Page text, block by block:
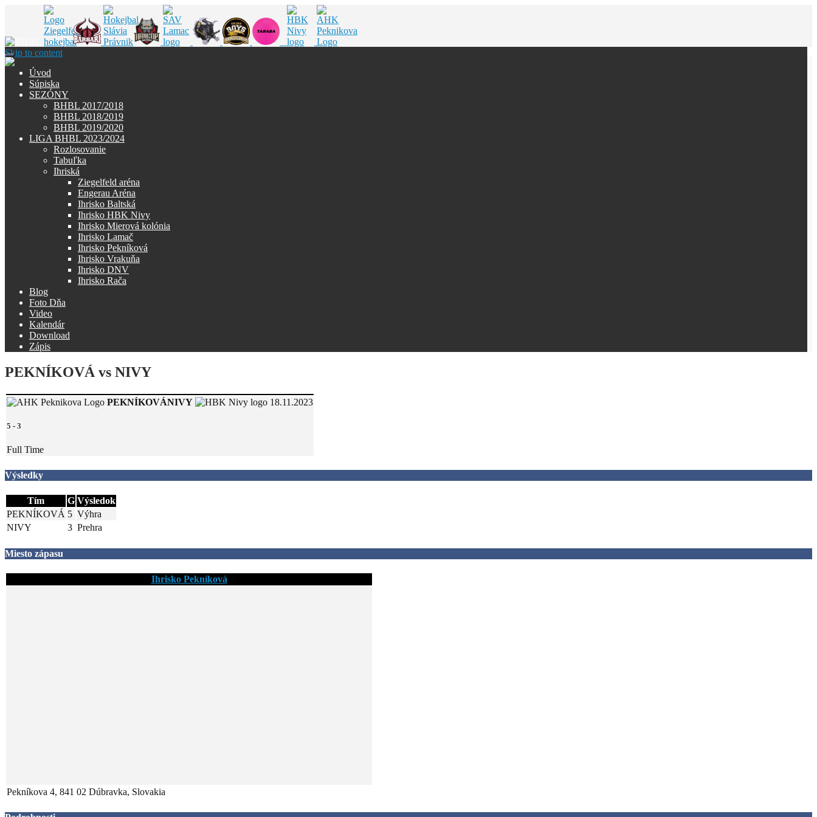
Skip to content
Úvod
Súpiska
SEZÓNY
BHBL 2017/2018
BHBL 2018/2019
BHBL 2019/2020
LIGA BHBL 2023/2024
Rozlosovanie
Tabuľka
Ihriská
Ziegelfeld aréna
Engerau Aréna
Ihrisko Baltská
Ihrisko HBK Nivy
Ihrisko Mierová kolónia
Ihrisko Lamač
Ihrisko Pekníková
Ihrisko Vrakuňa
Ihrisko DNV
Ihrisko Rača
Blog
Foto Dňa
Video
Kalendár
Download
Zápis
PEKNÍKOVÁ vs NIVY
PEKNÍKOVÁNIVY 18.11.2023
5 - 3
Full Time
Výsledky
Tím G Výsledok
PEKNÍKOVÁ 5 Výhra
NIVY
3 Prehra
Miesto zápasu
Ihrisko Pekníková
Pekníkova 4, 841 02 Dúbravka, Slovakia